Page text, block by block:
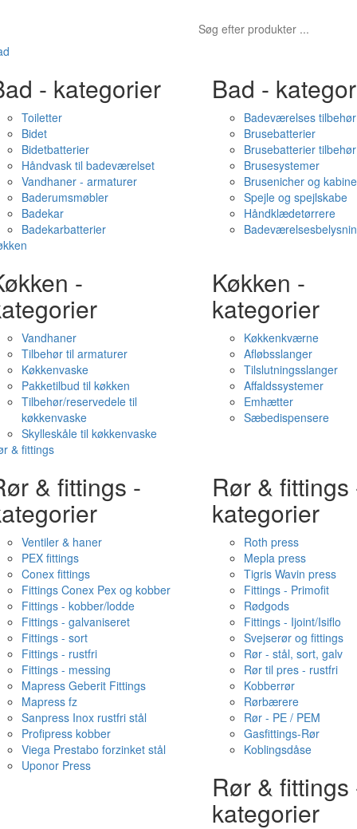
- kategorier
Toiletter
Bidet
Bidetbatterier
Håndvask til badeværelset
Vandhaner - armaturer
Baderumsmøbler
Badekar
Badekarbatterier
Bad -
Badeværelses tilbehør
Brusebatterier
Brusebatterier tilbehør
Brusesystemer
Brusenicher og
Spejle og spejlskabe
Håndklædetørrere
-
Vandhaner
Tilbehør til armaturer
Køkkenvaske
Pakketilbud til køkken
Tilbehør/reservedele til
køkkenvaske
Skylleskåle til køkkenvaske
Køkken -
kategorier
Køkkenkværne
Afløbsslanger
Tilslutningsslanger
Affaldssystemer
Emhætter
Sæbedispensere
& fittings
& fittings -
Ventiler & haner
PEX fittings
Conex fittings
Fittings Conex Pex og kobber
Fittings - kobber/lodde
Fittings - galvaniseret
Fittings - sort
Fittings - rustfri
Fittings - messing
Mapress Geberit Fittings
Mapress fz
Sanpress Inox rustfri stål
Profipress kobber
Viega Prestabo forzinket stål
Uponor Press
Rør & fittings
kategorier
Roth press
Mepla press
Tigris Wavin press
Fittings - Primofit
Rødgods
Fittings - Ijoint/Isiflo
Svejserør og fittings
Rør - stål, sort, galv
Rør til pres - rustfri
Kobberrør
Rørbærere
Rør - PE / PEM
Gasfittings-Rør
Koblingsdåse
Rør & fittings
kategorier